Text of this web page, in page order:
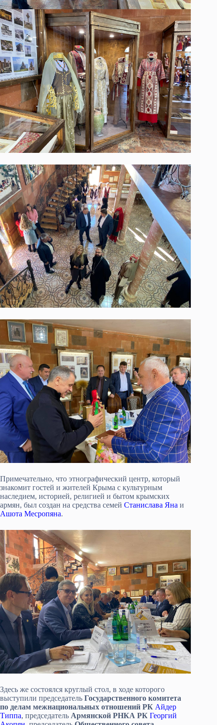
Примечательно, что этнографический центр, который
знакомит гостей и жителей Крыма с культурным
наследием, историей, религией и бытом крымских
армян, был создан на средства семей Станислава Яна и
Ашота Месропяна.
Здесь же состоялся круглый стол, в ходе которого
выступили председатель Государственного комитета
по делам межнациональных отношений РК Айдер
Типпа, председатель Армянской РНКА РК Георгий